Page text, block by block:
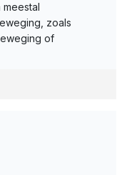
zoals
of